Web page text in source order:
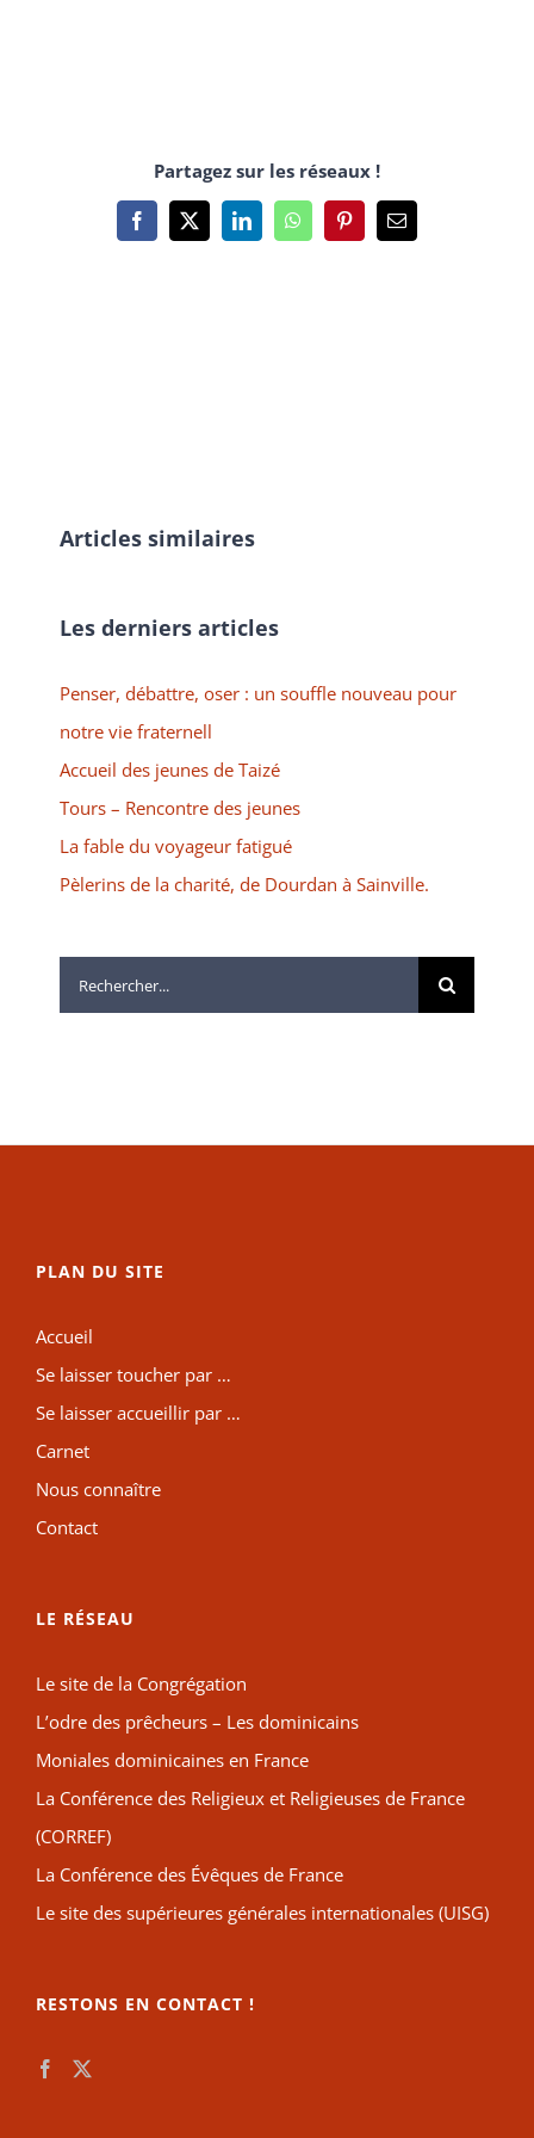
Partagez sur les réseaux !
Facebook
X LinkedInWhatsAppPinterestEmail
Articles similaires
Les derniers articles
Penser, débattre, oser : un souffle nouveau pour
notre vie fraternell
Accueil des jeunes de Taizé
Tours – Rencontre des jeunes
La fable du voyageur fatigué
Pèlerins de la charité, de Dourdan à Sainville.
Rechercher:
PLAN DU SITE
Accueil
Se laisser toucher par …
Se laisser accueillir par …
Carnet
Nous connaître
Contact
LE RÉSEAU
Le site de la Congrégation
L’odre des prêcheurs – Les dominicains
Moniales dominicaines en France
La Conférence des Religieux et Religieuses de France
(CORREF)
La Conférence des Évêques de France
Le site des supérieures générales internationales (UISG)
RESTONS EN CONTACT !